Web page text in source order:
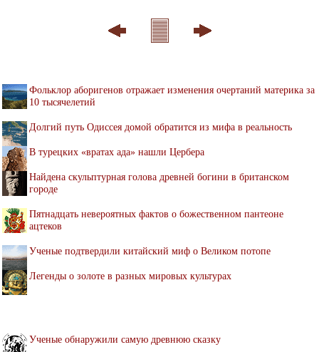
Фольклор аборигенов отражает изменения очертаний материка за
10 тысячелетий
Долгий путь Одиссея домой обратится из мифа в реальность
В турецких «вратах ада» нашли Цербера
Найдена скульптурная голова древней богини в британском
городе
Пятнадцать невероятных фактов о божественном пантеоне
ацтеков
Ученые подтвердили китайский миф о Великом потопе
Легенды о золоте в разных мировых культурах
Ученые обнаружили самую древнюю сказку